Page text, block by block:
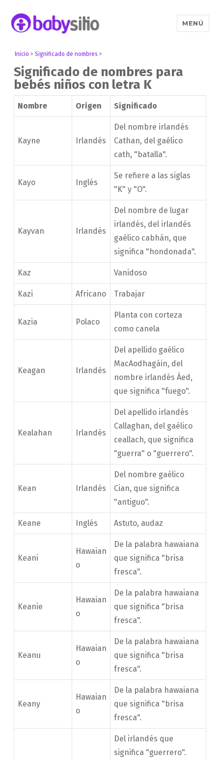
MENÚ
Inicio >Significado de nombres >
Significado de nombres para
bebés niños con letra K
Nombre Origen Significado
Kayne Irlandés
Del nombre irlandés
Cathan, del gaélico
cath, "batalla".
Kayo Inglés
Se refiere a las siglas
"K" y "O".
Kayvan Irlandés
Del nombre de lugar
irlandés, del irlandés
gaélico cabhán, que
significa "hondonada".
Kaz Vanidoso
Kazi Africano Trabajar
Kazia Polaco
Planta con corteza
como canela
Keagan Irlandés
Del apellido gaélico
MacAodhagáin, del
nombre irlandés Áed,
que significa "fuego".
Kealahan Irlandés
Del apellido irlandés
Callaghan, del gaélico
ceallach, que significa
"guerra" o "guerrero".
Kean Irlandés
Del nombre gaélico
Cian, que significa
"antiguo".
Keane Inglés Astuto, audaz
Keani
Hawaian
o
De la palabra hawaiana
que significa "brisa
fresca".
Keanie
Hawaian
o
De la palabra hawaiana
que significa "brisa
fresca".
Keanu
Hawaian
o
De la palabra hawaiana
que significa "brisa
fresca".
Keany
Hawaian
o
De la palabra hawaiana
que significa "brisa
fresca".
Del irlandés que
significa "guerrero".